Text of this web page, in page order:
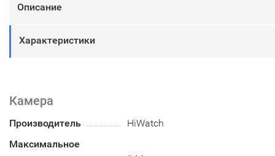
Описание
Характеристики
Камера
Производитель
HiWatch
Максимальное